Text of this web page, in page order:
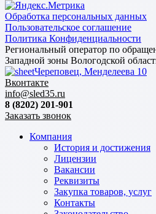
Обработка персональных данных
Пользовательское соглашение
Политика Конфиденциальности
Региональный оператор по
Западной зоны Вологодской
Череповец, Менделеева 10
Вконтакте
info@sled35.ru
8 (8202) 201-901
Заказать звонок
Компания
История и достижения
Лицензии
Вакансии
Реквизиты
Закупка товаров, услуг
Контакты